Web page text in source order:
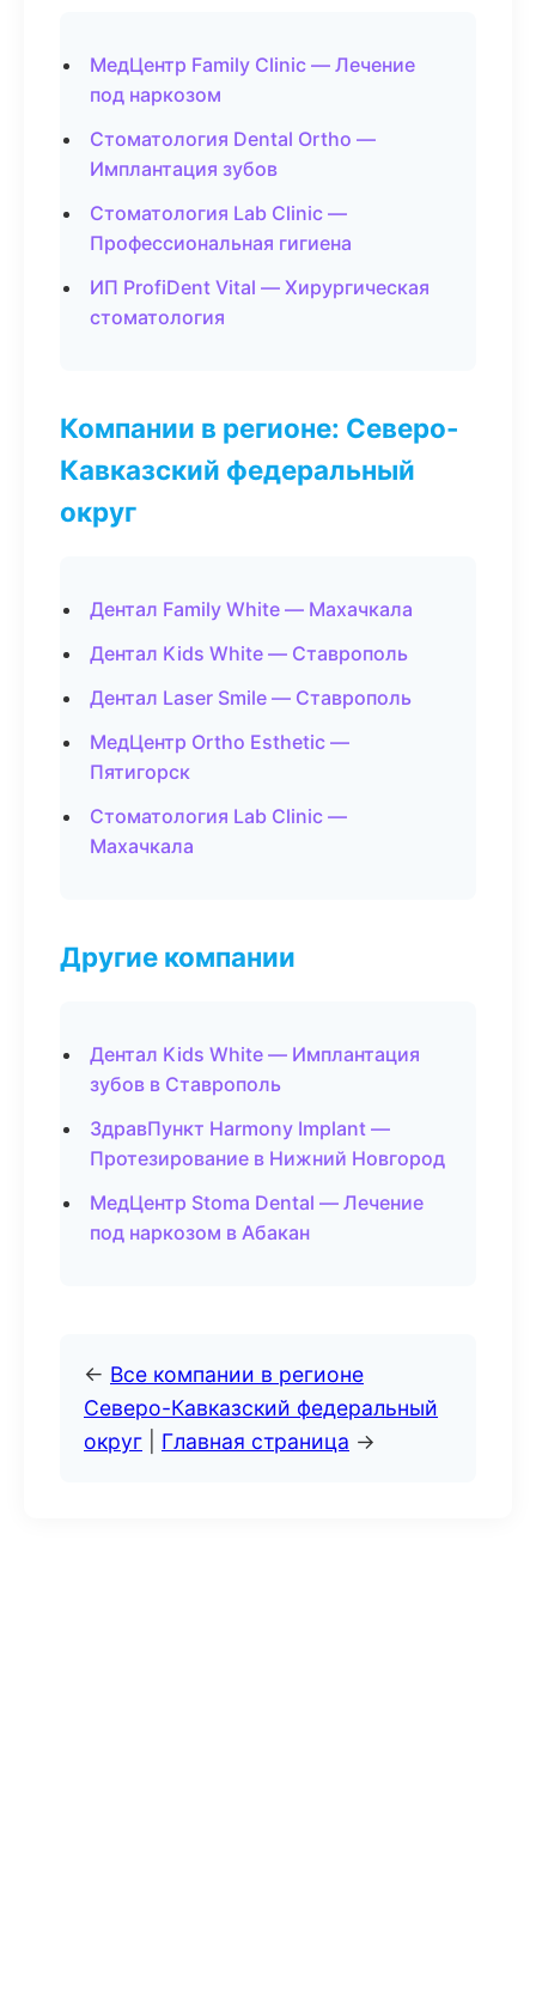
МедЦентр Family Clinic — Лечение
под наркозом
Стоматология Dental Ortho —
Имплантация зубов
Стоматология Lab Clinic —
Профессиональная гигиена
ИП ProfiDent Vital — Хирургическая
стоматология
Компании в регионе: Северо-
Кавказский федеральный
округ
Дентал Family White — Махачкала
Дентал Kids White — Ставрополь
Дентал Laser Smile — Ставрополь
МедЦентр Ortho Esthetic —
Пятигорск
Стоматология Lab Clinic —
Махачкала
Другие компании
Дентал Kids White — Имплантация
зубов в Ставрополь
ЗдравПункт Harmony Implant —
Протезирование в Нижний Новгород
МедЦентр Stoma Dental — Лечение
под наркозом в Абакан
← Все компании в регионе
Северо-Кавказский федеральный
округ
Главная страница →